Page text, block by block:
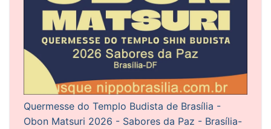
Quermesse do Templo Budista de Brasília -
Obon Matsuri 2026 - Sabores da Paz - Brasília-